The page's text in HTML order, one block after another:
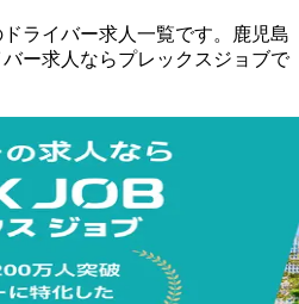
ドライバー求人一覧です。
鹿児島
バー求人ならプレックスジョブで